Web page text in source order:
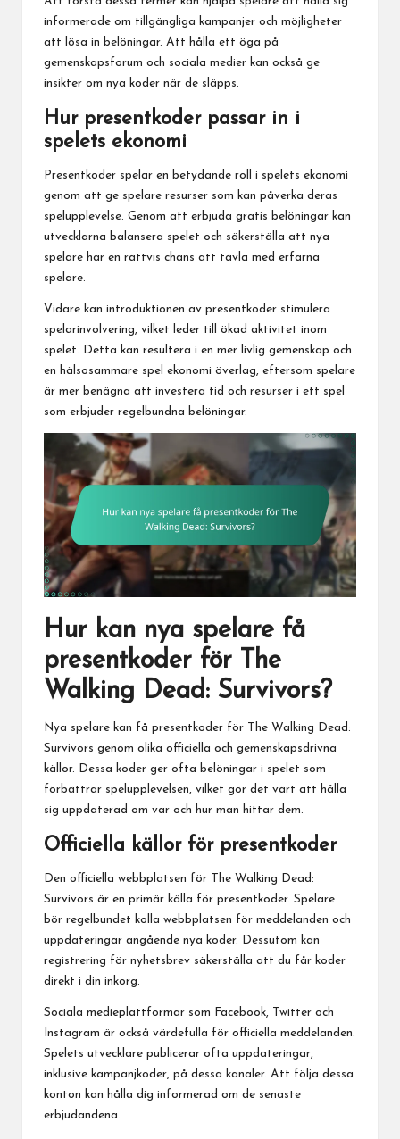
informerade om tillgängliga kampanjer och möjligheter
att lösa in belöningar. Att hålla ett öga på
gemenskapsforum och sociala medier kan också ge
insikter om nya koder när de släpps.
Hur presentkoder passar in i
spelets ekonomi
Presentkoder spelar en betydande roll i spelets ekonomi
genom att ge spelare resurser som kan påverka deras
spelupplevelse. Genom att erbjuda gratis belöningar kan
utvecklarna balansera spelet och säkerställa att nya
spelare har en rättvis chans att tävla med erfarna
spelare.
Vidare kan introduktionen av presentkoder stimulera
spelarinvolvering, vilket leder till ökad aktivitet inom
spelet. Detta kan resultera i en mer livlig gemenskap och
en hälsosammare spel ekonomi överlag, eftersom spelare
är mer benägna att investera tid och resurser i ett spel
som erbjuder regelbundna belöningar.
Hur kan nya spelare få
presentkoder för The
Walking Dead: Survivors?
Nya spelare kan få presentkoder för The Walking Dead:
Survivors genom olika officiella och gemenskapsdrivna
källor. Dessa koder ger ofta belöningar i spelet som
förbättrar spelupplevelsen, vilket gör det värt att hålla
sig uppdaterad om var och hur man hittar dem.
Officiella källor för presentkoder
Den officiella webbplatsen för The Walking Dead:
Survivors är en primär källa för presentkoder. Spelare
bör regelbundet kolla webbplatsen för meddelanden och
uppdateringar angående nya koder. Dessutom kan
registrering för nyhetsbrev säkerställa att du får koder
direkt i din inkorg.
Sociala medieplattformar som Facebook, Twitter och
Instagram är också värdefulla för officiella meddelanden.
Spelets utvecklare publicerar ofta uppdateringar,
inklusive kampanjkoder, på dessa kanaler. Att följa dessa
konton kan hålla dig informerad om de senaste
erbjudandena.